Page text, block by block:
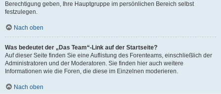
Berechtigung geben, Ihre Hauptgruppe im persönlichen Bereich selbst
festzulegen.
Nach oben
Was bedeutet der „Das Team“-Link auf der Startseite?
Auf dieser Seite finden Sie eine Auflistung des Forenteams, einschließlich der
Administratoren und der Moderatoren. Sie finden hier auch weitere
Informationen wie die Foren, die diese im Einzelnen moderieren.
Nach oben